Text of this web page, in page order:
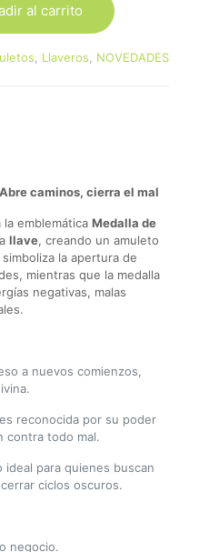
al carrito
Llaveros NOVEDADES
caminos, cierra el mal
emblemática Medalla de
llave, creando un amuleto
la apertura de
mientras que la medalla
negativas, malas
a nuevos comienzos,
reconocida por su poder
contra todo mal.
para quienes buscan
ciclos oscuros.
negocio.